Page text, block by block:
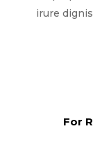
irure
For